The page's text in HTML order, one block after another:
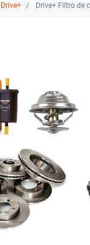
Drive+ Filtro de